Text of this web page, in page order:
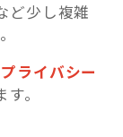
ど少し複雑
ライバシー
。